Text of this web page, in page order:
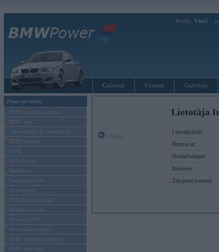
Sveiks, Viesi!
Galvenā Forums Galerijas
Ziņas un raksti
BMW modeļu jaunumi
BMW testi
Tehnoloģijas & sasniegumi
BMW Latvijā
MINI
Rolls-Royce
Pasākumi
Vadāmības tests
Autosports
BMWPower aktuāli
Reklāmas raksti
Mēneša BMW
Sērijveida tūnings
BMW pasaules jaunumi
BMW koncepti
Lietotāja
Lietotājvārds:
Braucu ar:
Nodarbošanās:
Intereses:
Ziņojumi forumā: